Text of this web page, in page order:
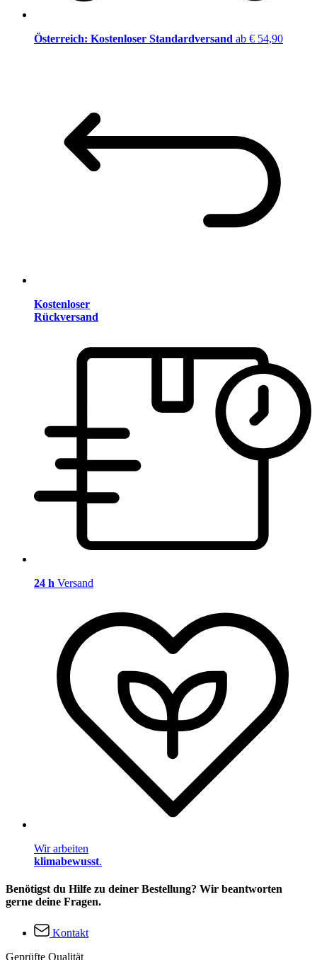
Österreich: Kostenloser Standardversand ab € 54,90
Kostenloser
Rückversand
24 h Versand
Wir arbeiten
klimabewusst.
Benötigst du Hilfe zu deiner Bestellung? Wir beantworten
gerne deine Fragen.
Kontakt
Geprüfte Qualität